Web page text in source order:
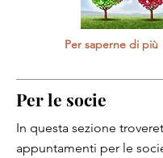
Per saperne di più
Per le socie
In questa sezione
appuntamenti per le